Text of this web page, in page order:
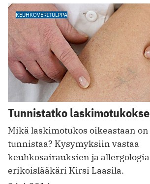
KEUHKOVERITULPPA
Tunnistatko
Mikä laskimotukos oikeastaan
tunnistaa? Kysymyksiin vastaa
keuhkosairauksien ja
erikoislääkäri Kirsi Laasila.